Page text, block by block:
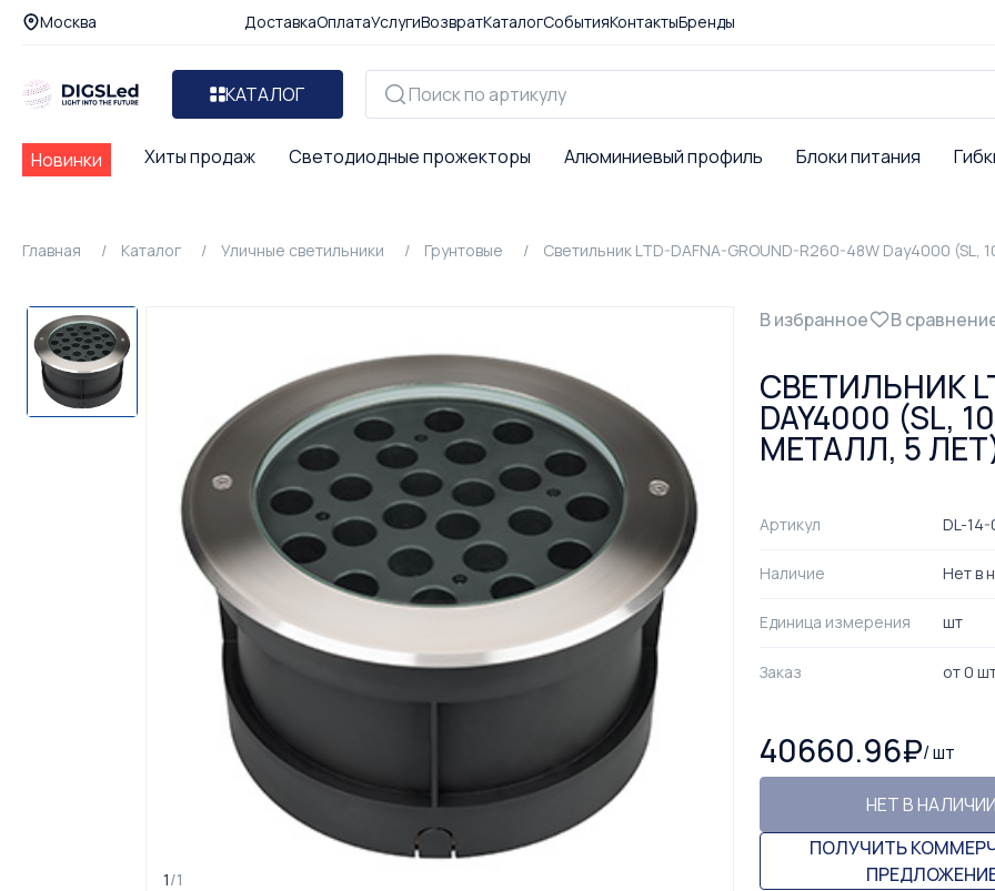
Москва ДоставкаОплатаУслугиВозвратКаталогСобытияКонтактыБренды
КАТАЛОГ
Новинки Хиты продаж Светодиодные прожекторы Алюминиевый профиль Блоки питания
Главная Каталог Уличные светильники Грунтовые Светильник LTD-DAFNA-GROUND-R260-48W Day4000 (SL,
1/1
В избранное В
СВЕТИЛЬНИК
DAY4000 (SL,
МЕТАЛЛ, 5
Артикул DL-
Наличие Нет в
Единица измерения шт
Заказ от0
40660.96₽/шт
НЕТ В НАЛИЧИИ
ПОЛУЧИТЬ